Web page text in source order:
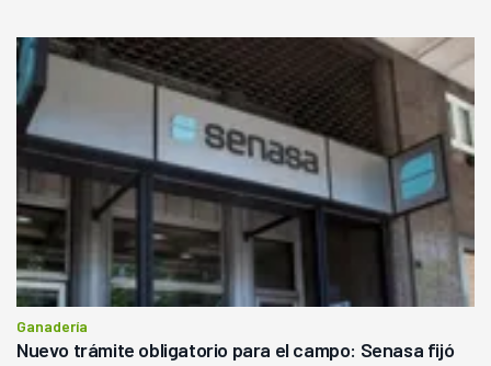
Ganadería
Nuevo trámite obligatorio para el campo: Senasa fijó